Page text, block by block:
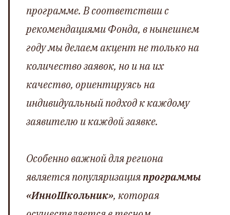
программе. В соответствии с
рекомендациями Фонда, в нынешнем
году мы делаем акцент не только на
количество заявок, но и на их
качество, ориентируясь на
индивидуальный подход к каждому
заявителю и каждой заявке.
Особенно важной для региона
является популяризацияпрограммы
«ИнноШкольник», которая